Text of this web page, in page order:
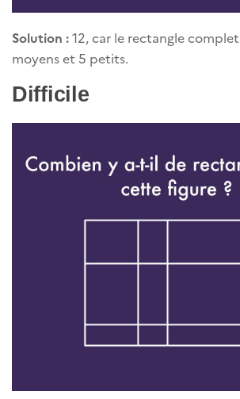
Solution :12, car le rectangle
moyens et 5 petits.
Difficile